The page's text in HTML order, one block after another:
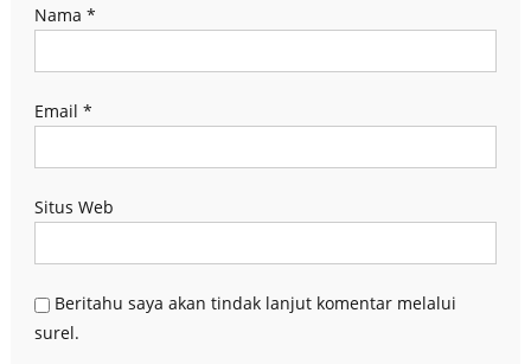
Nama *
Email *
Situs Web
Beritahu saya akan tindak lanjut komentar melalui
surel.